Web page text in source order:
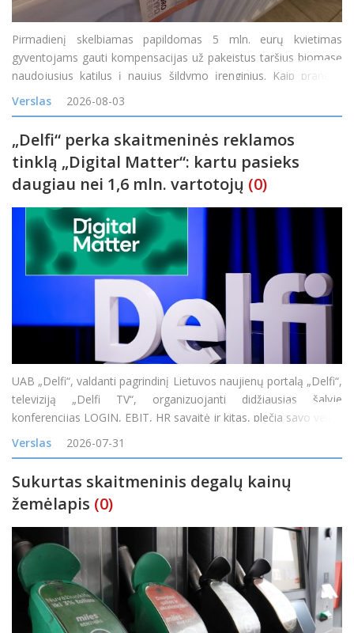
Pirmadienį skelbiamas papildomas 5 mln. eurų kvietimas
gyventojams gauti kompensacijas už pakeistus taršius biomasę
naudojusius katilus į naujus šildymo įrenginius. Kaip pranešė
Lietuvos energetikos agentūra (LEA), teikti paraiškas gyventojai
galės nuo 14 val. &bdq
Verslas 2026-08-03
„Delfi“ perka skaitmeninės reklamos
tinklą „Digital Matter“: kartu pasieks
daugiau nei 1,6 mln. vartotojų (0)
UAB „Delfi“, valdanti pagrindinį Lietuvos naujienų portalą „Delfi“,
televiziją „Delfi TV“, organizuojanti didžiausias šalyje
konferencijas LOGIN, EBIT, HR savaitė ir kitas, plečia savo veiklą
įsigijusi vieną didžiausių skaitmeninės reklamos tinklų Baltijos
Verslas 2026-07-31
Sukurtas skaitmeninis degalų kainų
žemėlapis (0)